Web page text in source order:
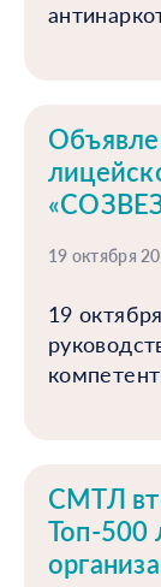
19 октября
19
СМТЛ
Топ-500